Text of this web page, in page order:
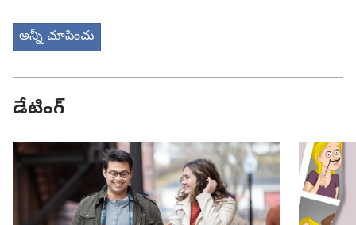
అన్నీ చూపించు
డేటింగ్‌